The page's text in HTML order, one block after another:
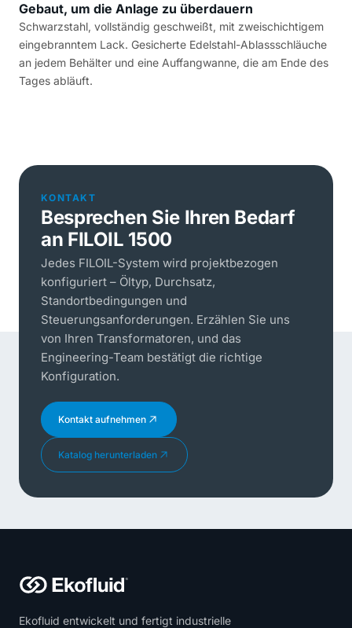
Gebaut, um die Anlage zu überdauern
Schwarzstahl, vollständig geschweißt, mit zweischichtigem
eingebranntem Lack. Gesicherte Edelstahl-Ablassschläuche
an jedem Behälter und eine Auffangwanne, die am Ende des
Tages abläuft.
KONTAKT
Besprechen Sie Ihren Bedarf
an FILOIL 1500
Jedes FILOIL-System wird projektbezogen
konfiguriert – Öltyp, Durchsatz,
Standortbedingungen und
Steuerungsanforderungen. Erzählen Sie uns
von Ihren Transformatoren, und das
Engineering-Team bestätigt die richtige
Konfiguration.
Kontakt aufnehmen
Katalog herunterladen
Ekofluid entwickelt und fertigt industrielle